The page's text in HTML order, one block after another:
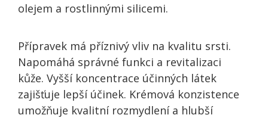
olejem a rostlinnými silicemi.
Přípravek má příznivý vliv na kvalitu srsti.
Napomáhá správné funkci a revitalizaci
kůže. Vyšší koncentrace účinných látek
zajišťuje lepší účinek. Krémová konzistence
umožňuje kvalitní rozmydlení a hlubší